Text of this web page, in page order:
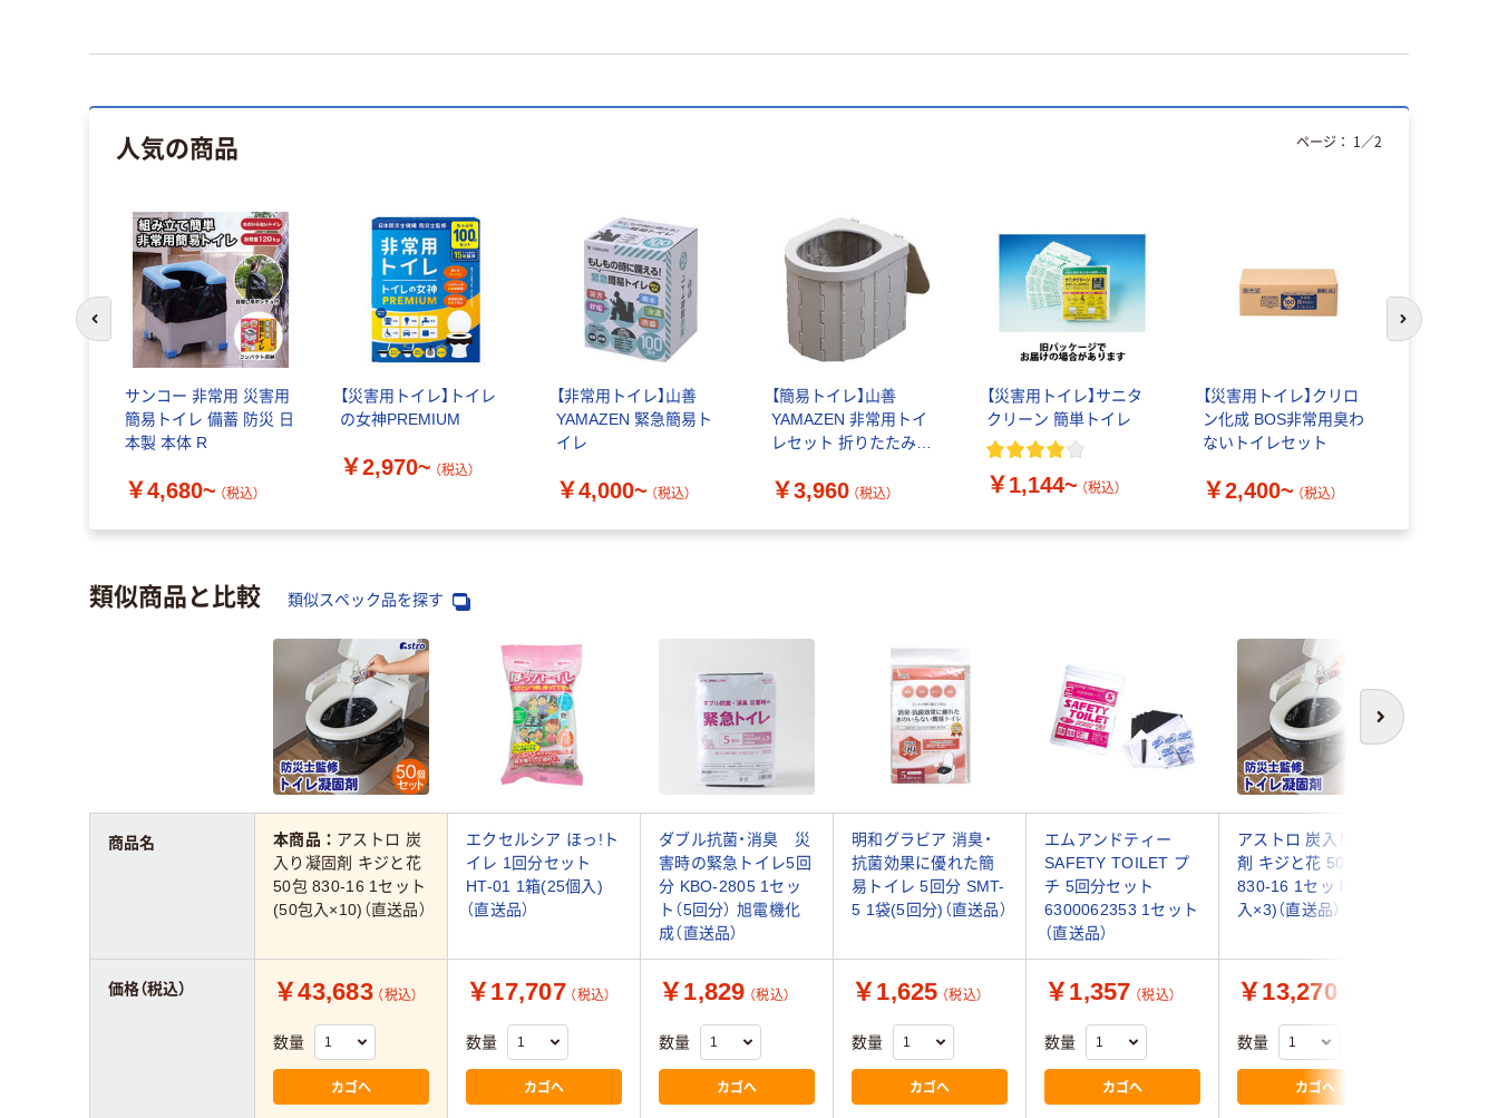
人気の商品
サンコー 非常用 災害用
簡易トイレ 備蓄 防災 日
本製 本体 R
￥4,680~ （税込）
【災害用トイレ】トイレ
の女神PREMIUM
￥2,970~ （税込）
【非常用トイレ】山善
YAMAZEN 緊急簡易ト
イレ
￥4,000~ （税込）
【簡易トイレ】山善
YAMAZEN 非常用トイ
レセット 折りたたみ式
YKT-12G 1個
￥3,960 （税込）
【災害用トイレ】サニタ
クリーン 簡単トイレ
￥1,144~ （税込）
【災害用トイレ】クリロ
ン化成 BOS非常用臭わ
ないトイレセット
￥2,400~ （税込）
ページ： 1 ／2
前のスライドへ 次のスライド
類似商品と比較 類似スペック品を探す
次へ
本商品： アストロ 炭
入り凝固剤 キジと花
50包 830-16 1セット
(50包入×10)（直送品）
エクセルシア ほっ!ト
イレ 1回分セット
HT-01 1箱(25個入)
（直送品）
ダブル抗菌・消臭 災
害時の緊急トイレ5回
分 KBO-2805 1セッ
ト（5回分） 旭電機化
成（直送品）
明和グラビア 消臭・
抗菌効果に優れた簡
易トイレ 5回分 SMT-
5 1袋(5回分)（直送品）
エムアンドティー
SAFETY TOILET プ
チ 5回分セット
6300062353 1セット
（直送品）
アストロ 炭入り凝固
剤 キジと花 50包
830-16 1セット(50包
入×3)（直送品）
￥43,683 （税込）
数量
カゴへ
￥17,707 （税込）
数量
カゴへ
￥1,829 （税込）
数量
カゴへ
￥1,625 （税込）
数量
カゴへ
￥1,357 （税込）
数量
カゴへ
￥13,270
数量
カゴへ
商品名
価格（税込）